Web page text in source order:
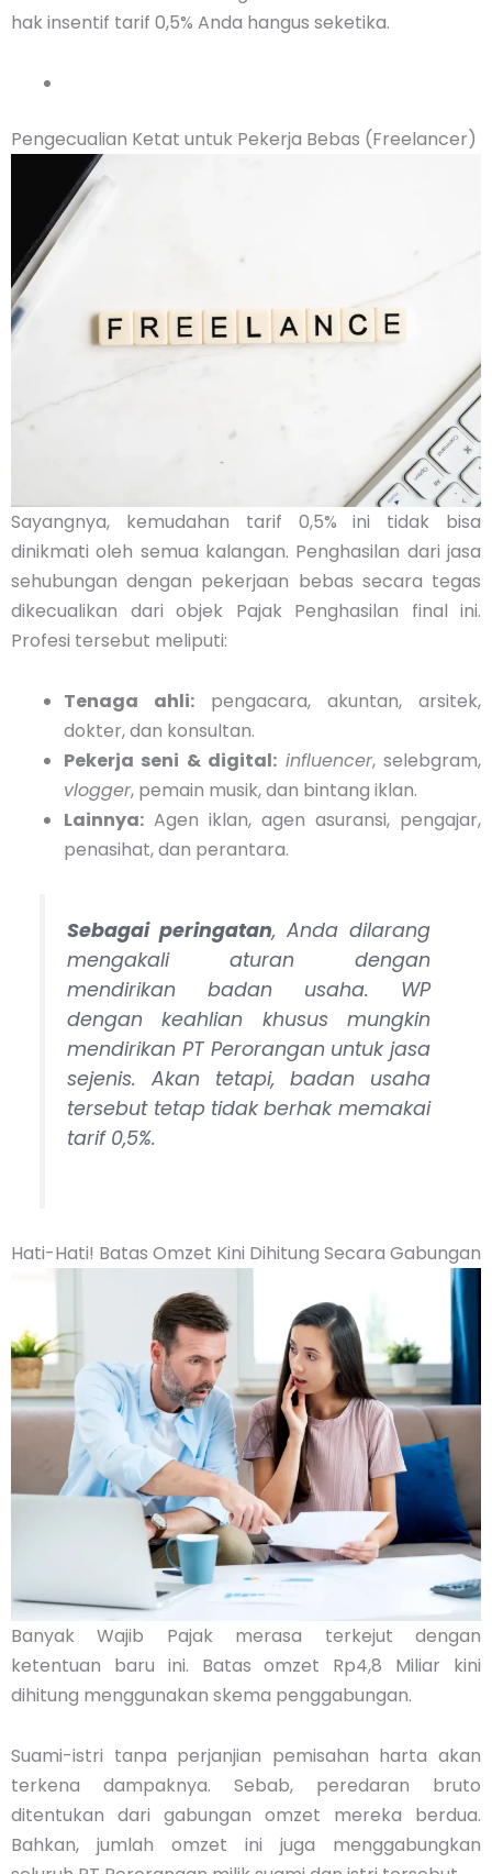
hak insentif tarif 0,5% Anda hangus seketika.
Pengecualian Ketat untuk Pekerja Bebas (Freelancer)
Sayangnya, kemudahan tarif 0,5% ini tidak bisa
dinikmati oleh semua kalangan. Penghasilan dari jasa
sehubungan dengan pekerjaan bebas secara tegas
dikecualikan dari objek Pajak Penghasilan final ini.
Profesi tersebut meliputi:
Tenaga ahli: pengacara, akuntan, arsitek,
dokter, dan konsultan.
Pekerja seni & digital: influencer, selebgram,
vlogger, pemain musik, dan bintang iklan.
Lainnya: Agen iklan, agen asuransi, pengajar,
penasihat, dan perantara.
Sebagai peringatan, Anda dilarang
mengakali aturan dengan
mendirikan badan usaha. WP
dengan keahlian khusus mungkin
mendirikan PT Perorangan untuk jasa
sejenis. Akan tetapi, badan usaha
tersebut tetap tidak berhak memakai
tarif 0,5%.
Hati-Hati! Batas Omzet Kini Dihitung Secara Gabungan
Banyak Wajib Pajak merasa terkejut dengan
ketentuan baru ini. Batas omzet Rp4,8 Miliar kini
dihitung menggunakan skema penggabungan.
Suami-istri tanpa perjanjian pemisahan harta akan
terkena dampaknya. Sebab, peredaran bruto
ditentukan dari gabungan omzet mereka berdua.
Bahkan, jumlah omzet ini juga menggabungkan